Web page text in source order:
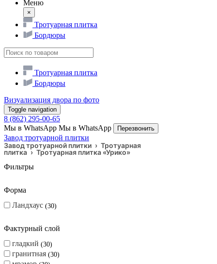
Каталог
Меню
Тротуарная плитка
Бордюры
Тротуарная плитка
Бордюры
Визуализация двора по фото
Мы в WhatsApp
Завод тротуарной плитки
Завод тротуарной плитки
Фильтры
Форма